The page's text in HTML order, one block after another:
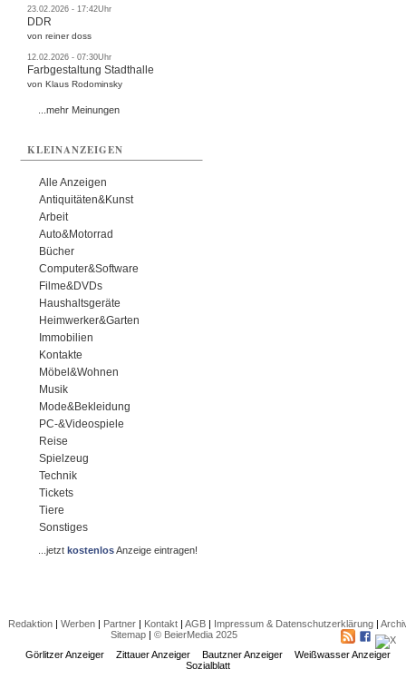
23.02.2026 - 17:42Uhr
DDR
von reiner doss
12.02.2026 - 07:30Uhr
Farbgestaltung Stadthalle
von Klaus Rodominsky
...mehr Meinungen
KLEINANZEIGEN
Alle Anzeigen
Antiquitäten&Kunst
Arbeit
Auto&Motorrad
Bücher
Computer&Software
Filme&DVDs
Haushaltsgeräte
Heimwerker&Garten
Immobilien
Kontakte
Möbel&Wohnen
Musik
Mode&Bekleidung
PC-&Videospiele
Reise
Spielzeug
Technik
Tickets
Tiere
Sonstiges
...jetztkostenlosAnzeige eintragen!
Redaktion| Werben| Partner| Kontakt| AGB| Impressum & Datenschutzerklärung|
Sitemap |© BeierMedia 2025
Görlitzer Anzeiger
Zittauer Anzeiger Bautzner Anzeiger
Weißwasser Anzeiger
Sozialblatt